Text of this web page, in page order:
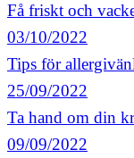
Få friskt och
03/10/2022
Tips för
25/09/2022
Ta hand om din
09/09/2022